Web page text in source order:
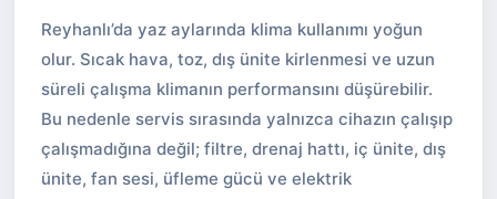
Reyhanlı’da yaz aylarında klima kullanımı yoğun
olur. Sıcak hava, toz, dış ünite kirlenmesi ve uzun
süreli çalışma klimanın performansını düşürebilir.
Bu nedenle servis sırasında yalnızca cihazın çalışıp
çalışmadığına değil; filtre, drenaj hattı, iç ünite, dış
ünite, fan sesi, üfleme gücü ve elektrik